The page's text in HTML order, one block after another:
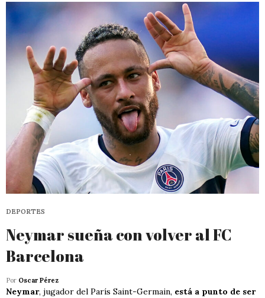
DEPORTES
Neymar sueña con volver al FC
Barcelona
Por Oscar Pérez
Neymar, jugador del París Saint-Germain, está a punto de ser